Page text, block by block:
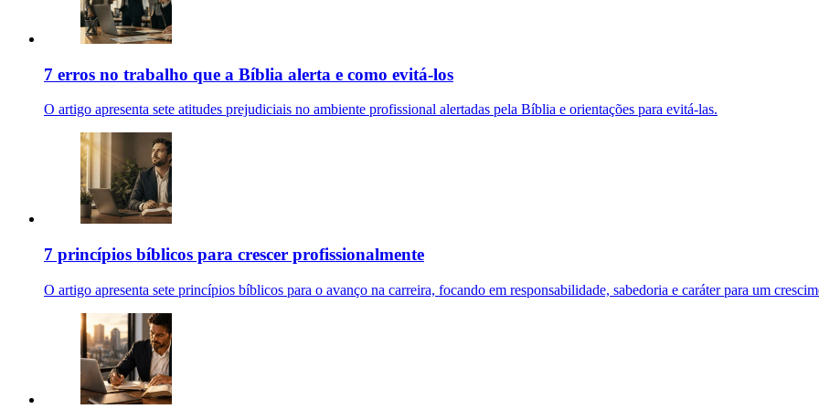
7 erros no trabalho que a Bíblia alerta e como evitá-los
O artigo apresenta sete atitudes prejudiciais no ambiente profissional alertadas pela Bíblia e orientações para evitá-las.
7 princípios bíblicos para crescer profissionalmente
O artigo apresenta sete princípios bíblicos para o avanço na carreira, focando em responsabilidade, sabedoria e caráter para um